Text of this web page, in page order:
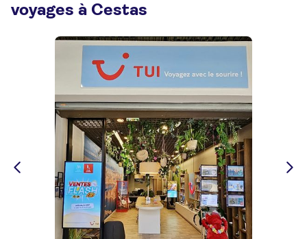
voyages à Cestas